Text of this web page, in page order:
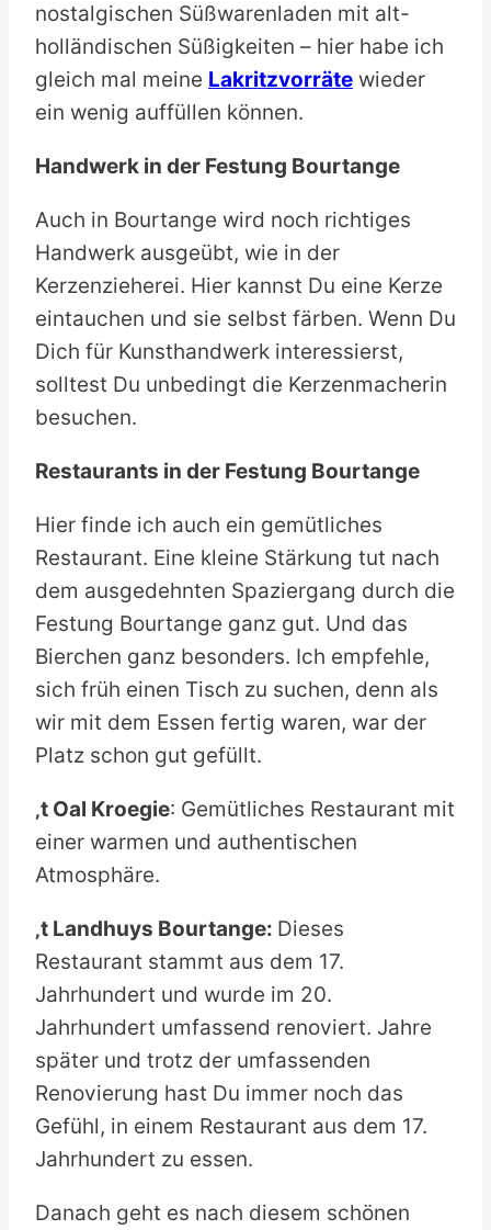
nostalgischen Süßwarenladen mit alt-
holländischen Süßigkeiten – hier habe ich
gleich mal meine Lakritzvorräte wieder
ein wenig auffüllen können.
Handwerk in der Festung Bourtange
Auch in Bourtange wird noch richtiges
Handwerk ausgeübt, wie in der
Kerzenzieherei. Hier kannst Du eine Kerze
eintauchen und sie selbst färben. Wenn Du
Dich für Kunsthandwerk interessierst,
solltest Du unbedingt die Kerzenmacherin
besuchen.
Restaurants in der Festung Bourtange
Hier finde ich auch ein gemütliches
Restaurant. Eine kleine Stärkung tut nach
dem ausgedehnten Spaziergang durch die
Festung Bourtange ganz gut. Und das
Bierchen ganz besonders. Ich empfehle,
sich früh einen Tisch zu suchen, denn als
wir mit dem Essen fertig waren, war der
Platz schon gut gefüllt.
‚t Oal Kroegie: Gemütliches Restaurant mit
einer warmen und authentischen
Atmosphäre.
‚t Landhuys Bourtange: Dieses
Restaurant stammt aus dem 17.
Jahrhundert und wurde im 20.
Jahrhundert umfassend renoviert. Jahre
später und trotz der umfassenden
Renovierung hast Du immer noch das
Gefühl, in einem Restaurant aus dem 17.
Jahrhundert zu essen.
Danach geht es nach diesem schönen